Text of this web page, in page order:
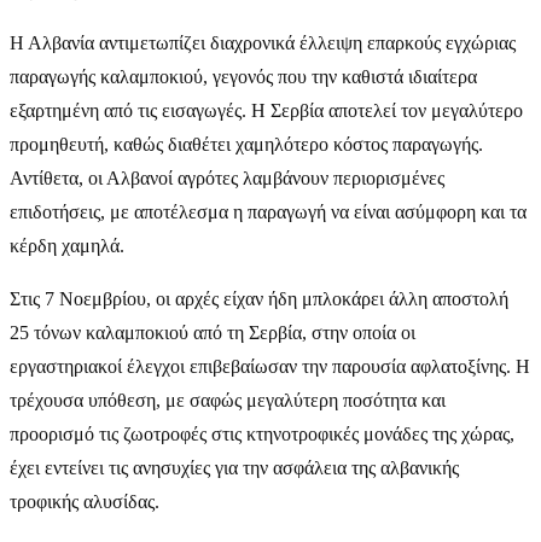
Η Αλβανία αντιμετωπίζει διαχρονικά έλλειψη επαρκούς εγχώριας
παραγωγής καλαμποκιού, γεγονός που την καθιστά ιδιαίτερα
εξαρτημένη από τις εισαγωγές. Η Σερβία αποτελεί τον μεγαλύτερο
προμηθευτή, καθώς διαθέτει χαμηλότερο κόστος παραγωγής.
Αντίθετα, οι Αλβανοί αγρότες λαμβάνουν περιορισμένες
επιδοτήσεις, με αποτέλεσμα η παραγωγή να είναι ασύμφορη και τα
κέρδη χαμηλά.
Στις 7 Νοεμβρίου, οι αρχές είχαν ήδη μπλοκάρει άλλη αποστολή
25 τόνων καλαμποκιού από τη Σερβία, στην οποία οι
εργαστηριακοί έλεγχοι επιβεβαίωσαν την παρουσία αφλατοξίνης. Η
τρέχουσα υπόθεση, με σαφώς μεγαλύτερη ποσότητα και
προορισμό τις ζωοτροφές στις κτηνοτροφικές μονάδες της χώρας,
έχει εντείνει τις ανησυχίες για την ασφάλεια της αλβανικής
τροφικής αλυσίδας.